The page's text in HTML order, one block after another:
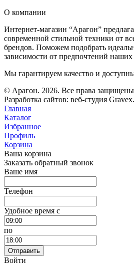
О компании
Интернет-магазин “Арагон”
современной стильной техники от
брендов. Поможем подобрать
зависимости от предпочтений наших
Мы гарантируем качество и
© Арагон. 2026. Все права защищены
Разработка сайтов: веб-студия
Главная
Каталог
Избранное
Профиль
Корзина
Ваша корзина
Заказать обратный звонок
Ваше имя
Телефон
Удобное время c
по
Отправить
Войти